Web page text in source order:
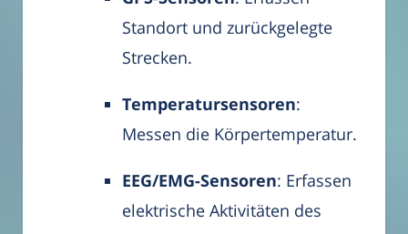
Standort und zurückgelegte
Strecken.
Temperatursensoren:
Messen die Körpertemperatur.
EEG/EMG-Sensoren: Erfassen
elektrische Aktivitäten des